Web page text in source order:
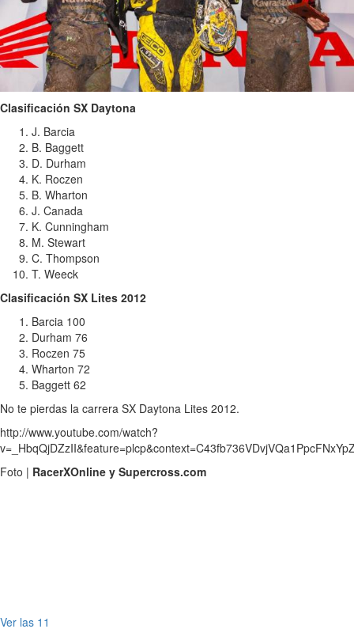
Clasificación SX Daytona
J. Barcia
B. Baggett
D. Durham
K. Roczen
B. Wharton
J. Canada
K. Cunningham
M. Stewart
C. Thompson
T. Weeck
Clasificación SX Lites 2012
Barcia 100
Durham 76
Roczen 75
Wharton 72
Baggett 62
No te pierdas la carrera SX Daytona Lites 2012.
http://www.youtube.com/watch?
Foto | RacerXOnline y Supercross.com
Ver las 11